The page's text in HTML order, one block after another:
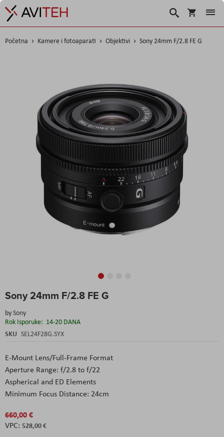
Košarica
Traži
Početna Kamere i fotoaparati Objektivi Sony 24mm F/2.8 FE G
Sony 24mm F/2.8 FE G
bySony
Rok Isporuke: 14-20 DANA
SKU SEL24F28G.SYX
E-Mount Lens/Full-Frame Format
Aperture Range: f/2.8 to f/22
Aspherical and ED Elements
Minimum Focus Distance: 24cm
660,00 €
528,00 €
to
beginning
of
the